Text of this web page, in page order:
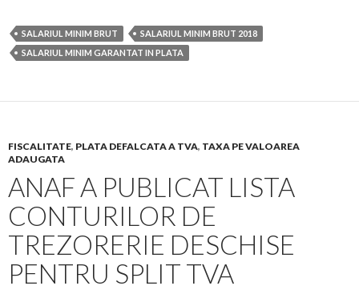
SALARIUL MINIM BRUT
SALARIUL MINIM BRUT 2018
SALARIUL MINIM GARANTAT IN PLATA
FISCALITATE, PLATA DEFALCATA A TVA, TAXA PE VALOAREA
ADAUGATA
ANAF A PUBLICAT LISTA
CONTURILOR DE
TREZORERIE DESCHISE
PENTRU SPLIT TVA